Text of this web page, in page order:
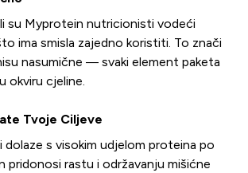
su Myprotein nutricionisti vodeći
ima smisla zajedno koristiti. To znači
nasumične — svaki element paketa
okviru cjeline.
Tvoje Ciljeve
dolaze s visokim udjelom proteina po
pridonosi rastu i održavanju mišićne